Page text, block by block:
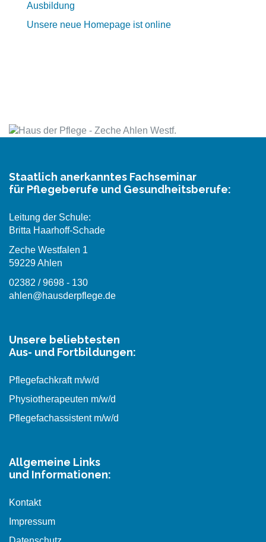
Ausbildung
Unsere neue Homepage ist online
Staatlich anerkanntes Fachseminar
für Pflegeberufe und Gesundheitsberufe:
Leitung der Schule:
Britta Haarhoff-Schade
Zeche Westfalen 1
59229 Ahlen
02382 / 9698 - 130
ahlen@hausderpflege.de
Unsere beliebtesten
Aus- und Fortbildungen:
Pflegefachkraft m/w/d
Physiotherapeuten m/w/d
Pflegefachassistent m/w/d
Allgemeine Links
und Informationen:
Kontakt
Impressum